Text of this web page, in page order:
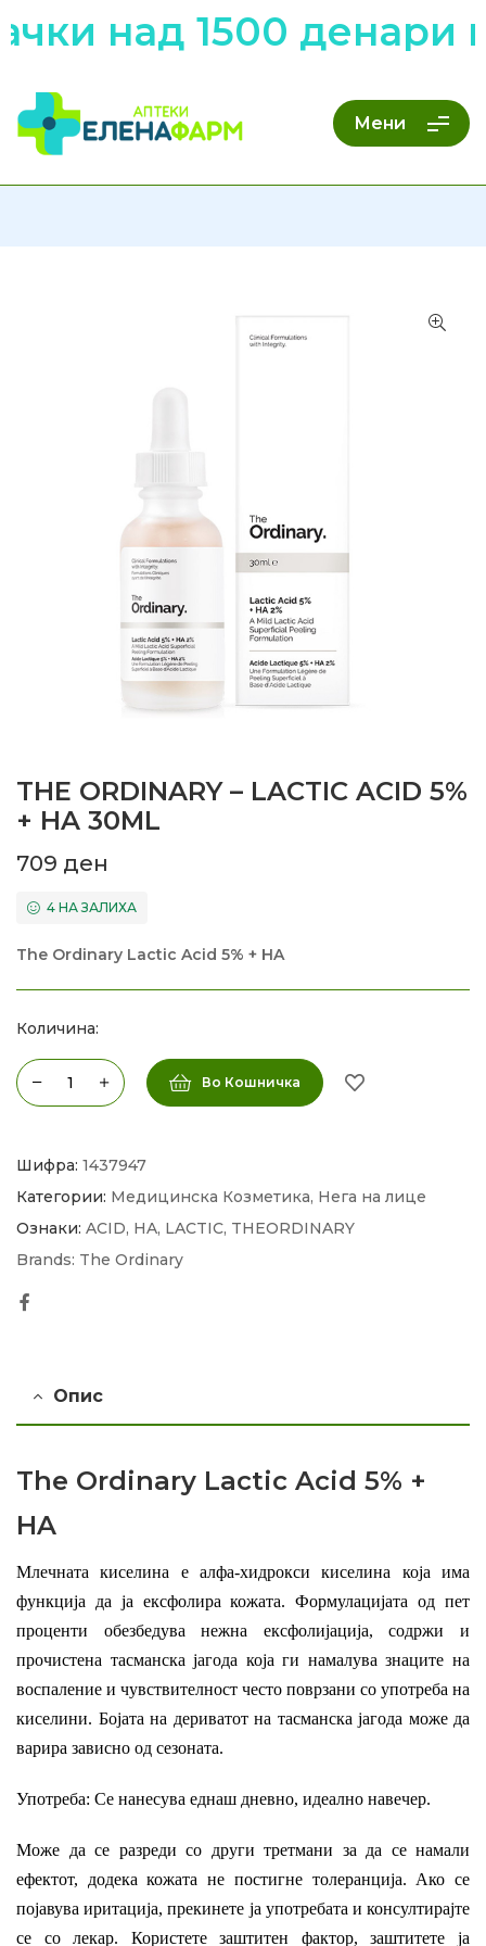
над 1500 денари
Мени
THE ORDINARY – LACTIC ACID 5%
+ HA 30ML
709 ден
4 НА ЗАЛИХА
The Ordinary Lactic Acid 5% + HA
Количина:
Во Кошничка
Шифра: 1437947
Категории: Медицинска Козметика, Нега на лице
Ознаки: ACID, HA, LACTIC, THEORDINARY
Brands: The Ordinary
Опис
The Ordinary Lactic Acid 5% +
HA
Млечната киселина е алфа-хидрокси киселина која има
функција да ја ексфолира кожата. Формулацијата од пет
проценти обезбедува нежна ексфолијација, содржи и
прочистена тасманска јагода која ги намалува знаците на
воспаление и чувствителност често поврзани со употреба на
киселини. Бојата на дериватот на тасманска јагода може да
варира зависно од сезоната.
Употреба: Се нанесува еднаш дневно, идеално навечер.
Може да се разреди со други третмани за да се намали
ефектот, додека кожата не постигне толеранција. Ако се
појавува иритација, прекинете ја употребата и консултирајте
се со лекар. Користете заштитен фактор, заштитете ја